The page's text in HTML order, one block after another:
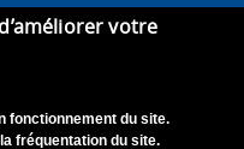
votre
fonctionnement du site.
fréquentation du site.